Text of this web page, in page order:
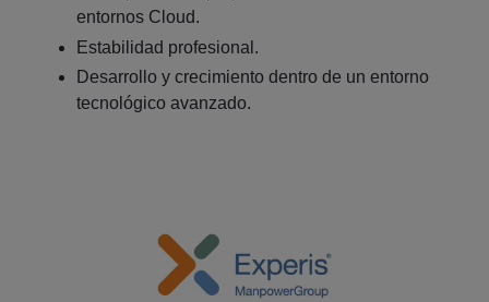
entornos Cloud.
Estabilidad profesional.
Desarrollo y crecimiento dentro de un entorno
tecnológico avanzado.